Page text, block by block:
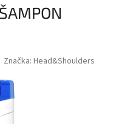
Značka: Head&Shoulders